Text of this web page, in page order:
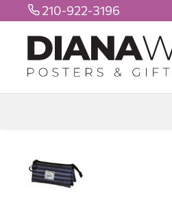
 210-922-3196